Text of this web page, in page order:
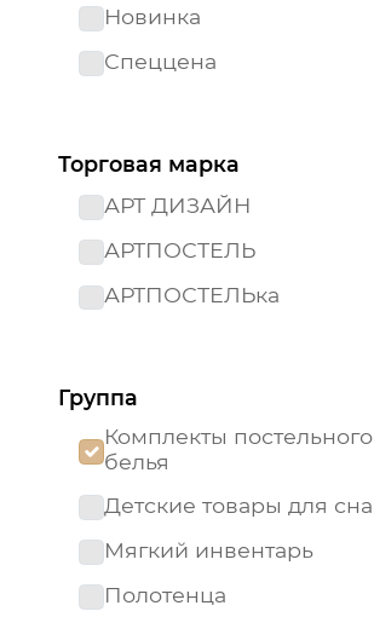
Новинка
Спеццена
Торговая марка
АРТ ДИЗАЙН
АРТПОСТЕЛЬ
АРТПОСТЕЛЬка
Группа
Комплекты постельного
белья
Детские товары для сна
Мягкий инвентарь
Полотенца